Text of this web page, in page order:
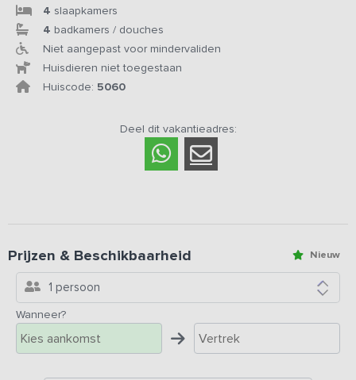
4 slaapkamers
4 badkamers / douches
Niet aangepast voor mindervaliden
Huisdieren niet toegestaan
Huiscode: 5060
Deel dit vakantieadres:
Nieuw
Prijzen & Beschikbaarheid
1 persoon
Wanneer?